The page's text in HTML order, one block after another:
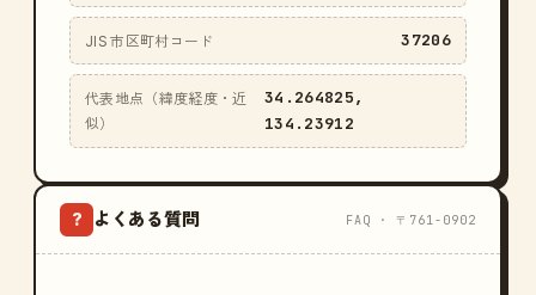
JIS 市区町村コード 37206
代表地点（緯度経度・近
似）
34.264825,
134.23912
? よくある質問 FAQ · 〒761-0902